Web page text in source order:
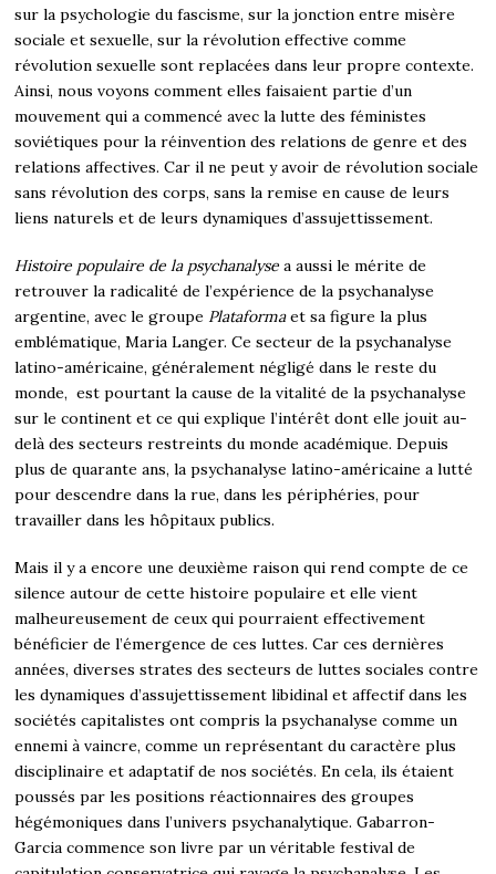
sur la psychologie du fascisme, sur la jonction entre misère
sociale et sexuelle, sur la révolution effective comme
révolution sexuelle sont replacées dans leur propre contexte.
Ainsi, nous voyons comment elles faisaient partie d’un
mouvement qui a commencé avec la lutte des féministes
soviétiques pour la réinvention des relations de genre et des
relations affectives. Car il ne peut y avoir de révolution sociale
sans révolution des corps, sans la remise en cause de leurs
liens naturels et de leurs dynamiques d’assujettissement.
Histoire populaire de la psychanalyse a aussi le mérite de
retrouver la radicalité de l’expérience de la psychanalyse
argentine, avec le groupe Plataformaet sa figure la plus
emblématique, Maria Langer. Ce secteur de la psychanalyse
latino-américaine, généralement négligé dans le reste du
monde, est pourtant la cause de la vitalité de la psychanalyse
sur le continent et ce qui explique l’intérêt dont elle jouit au-
delà des secteurs restreints du monde académique. Depuis
plus de quarante ans, la psychanalyse latino-américaine a lutté
pour descendre dans la rue, dans les périphéries, pour
travailler dans les hôpitaux publics.
Mais il y a encore une deuxième raison qui rend compte de ce
silence autour de cette histoire populaire et elle vient
malheureusement de ceux qui pourraient effectivement
bénéficier de l’émergence de ces luttes. Car ces dernières
années, diverses strates des secteurs de luttes sociales contre
les dynamiques d’assujettissement libidinal et affectif dans les
sociétés capitalistes ont compris la psychanalyse comme un
ennemi à vaincre, comme un représentant du caractère plus
disciplinaire et adaptatif de nos sociétés. En cela, ils étaient
poussés par les positions réactionnaires des groupes
hégémoniques dans l’univers psychanalytique. Gabarron-
Garcia commence son livre par un véritable festival de